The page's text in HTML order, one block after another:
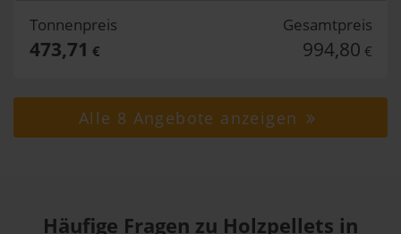
Tonnenpreis
473,71 €
Gesamtpreis
994,80 €
Alle 8 Angebote anzeigen
Häufige Fragen zu Holzpellets in